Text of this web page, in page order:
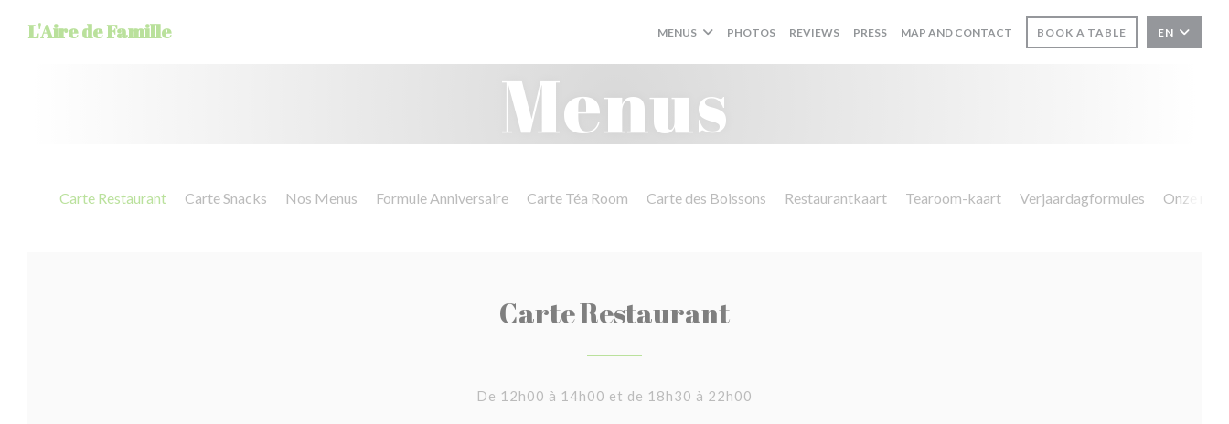
L'Aire de Famille MENUS PHOTOS REVIEWS PRESS MAP AND CONTACT BOOK A TABLE EN
Menus
Carte Restaurant Carte Snacks Nos Menus Formule Anniversaire Carte Téa Room Carte des Boissons Restaurantkaart Tearoom-kaart Verjaardagformules Onze
Carte Restaurant
De 12h00 à 14h00 et de 18h30 à 22h00